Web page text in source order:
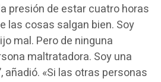
presión de estar cuatro horas
las cosas salgan bien. Soy
mal. Pero de ninguna
maltratadora. Soy una
añadió. «Si las otras personas